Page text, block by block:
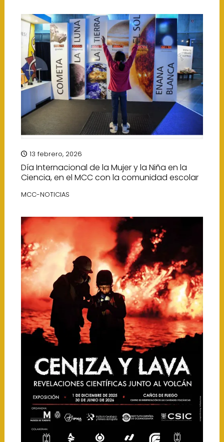
13 febrero, 2026
Día Internacional de la Mujer y la Niña en la
Ciencia, en el MCC con la comunidad escolar
MCC-NOTICIAS